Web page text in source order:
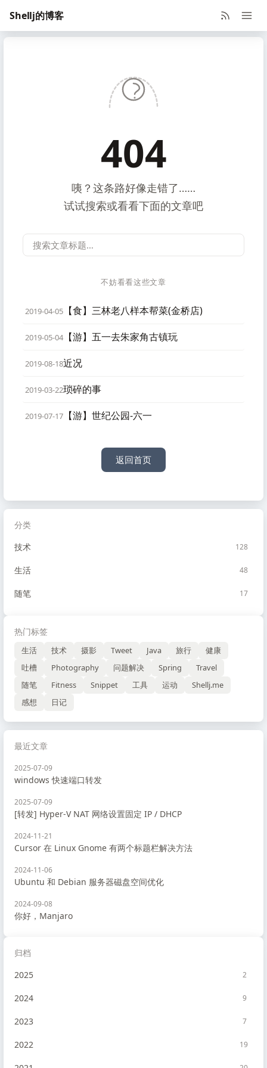
Shellj的博客
分类
技术
128
生活 48
随笔 17
热门标签
生活 技术 摄影 Tweet Java 旅行
健康
吐槽
Photography 问题解决 Spring
Travel
随笔
Fitness Snippet 工具 运动
Shellj.me
感想
日记
404
咦？这条路好像走错了……
试试搜索或看看下面的文章吧
不妨看看这些文章
2019-04-05 【食】三林老八样本帮菜(金桥店)
2019-05-04 【游】五一去朱家角古镇玩
2019-08-18近况
2019-03-22琐碎的事
2019-07-17 【游】世纪公园-六一
返回首页
最近文章
2025-07-09
windows 快速端口转发
2025-07-09
[转发] Hyper-V NAT 网络设置固定 IP / DHCP
2024-11-21
Cursor 在 Linux Gnome 有两个标题栏解决方法
2024-11-06
Ubuntu 和 Debian 服务器磁盘空间优化
2024-09-08
你好，Manjaro
归档
2025
2
2024 9
2023 7
2022 19